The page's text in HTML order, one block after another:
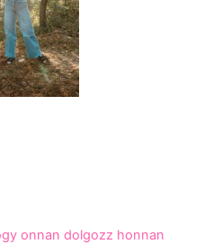
onnan dolgozz honnan